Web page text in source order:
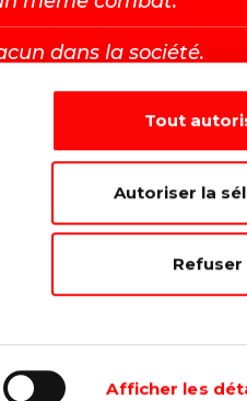
Afficher les
Tout
Autoriser la
Refuser
dans la société.